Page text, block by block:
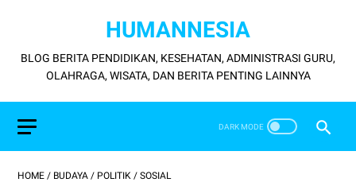
HUMANNESIA
BLOG BERITA PENDIDIKAN, KESEHATAN, ADMINISTRASI GURU,
OLAHRAGA, WISATA, DAN BERITA PENTING LAINNYA
HOME / BUDAYA / POLITIK / SOSIAL